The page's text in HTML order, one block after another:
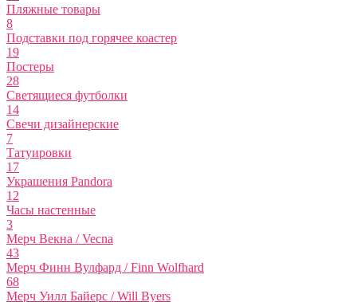
Пляжные товары
8
Подставки под горячее коастер
19
Постеры
28
Светящиеся футболки
14
Свечи дизайнерские
7
Татуировки
17
Украшения Pandora
12
Часы настенные
3
Мерч Векна / Vecna
43
Мерч Финн Вулфард / Finn Wolfhard
68
Мерч Уилл Байерс / Will Byers